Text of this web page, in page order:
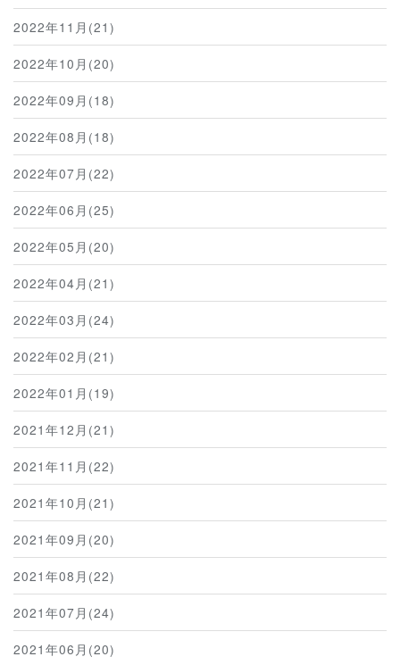
2022年11月(21)
2022年10月(20)
2022年09月(18)
2022年08月(18)
2022年07月(22)
2022年06月(25)
2022年05月(20)
2022年04月(21)
2022年03月(24)
2022年02月(21)
2022年01月(19)
2021年12月(21)
2021年11月(22)
2021年10月(21)
2021年09月(20)
2021年08月(22)
2021年07月(24)
2021年06月(20)